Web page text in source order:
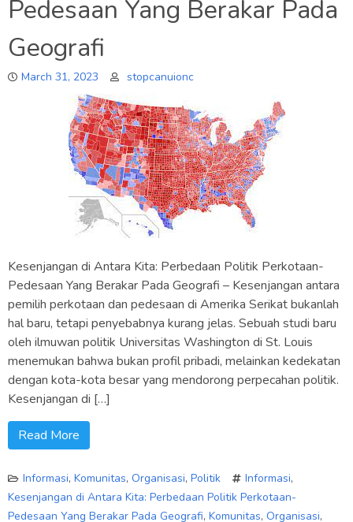
Pedesaan Yang Berakar Pada
Geografi
March 31, 2023 stopcanuionc
Kesenjangan di Antara Kita: Perbedaan Politik Perkotaan-
Pedesaan Yang Berakar Pada Geografi – Kesenjangan antara
pemilih perkotaan dan pedesaan di Amerika Serikat bukanlah
hal baru, tetapi penyebabnya kurang jelas. Sebuah studi baru
oleh ilmuwan politik Universitas Washington di St. Louis
menemukan bahwa bukan profil pribadi, melainkan kedekatan
dengan kota-kota besar yang mendorong perpecahan politik.
Kesenjangan di […]
Read More
Informasi, Komunitas, Organisasi, Politik Informasi,
Kesenjangan di Antara Kita: Perbedaan Politik Perkotaan-
Pedesaan Yang Berakar Pada Geografi, Komunitas, Organisasi,